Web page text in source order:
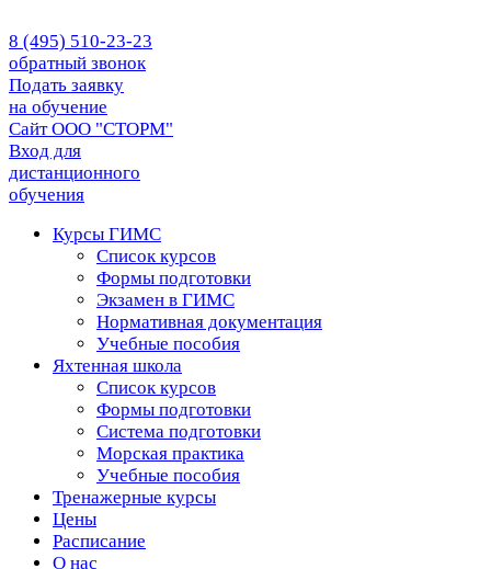
8 (495) 510-23-23
обратный звонок
Подать заявку
на обучение
Сайт ООО "СТОРМ"
Вход для
дистанционного
обучения
Курсы ГИМС
Список курсов
Формы подготовки
Экзамен в ГИМС
Нормативная документация
Учебные пособия
Яхтенная школа
Список курсов
Формы подготовки
Cистема подготовки
Морская практика
Учебные пособия
Тренажерные курсы
Цены
Расписание
О нас